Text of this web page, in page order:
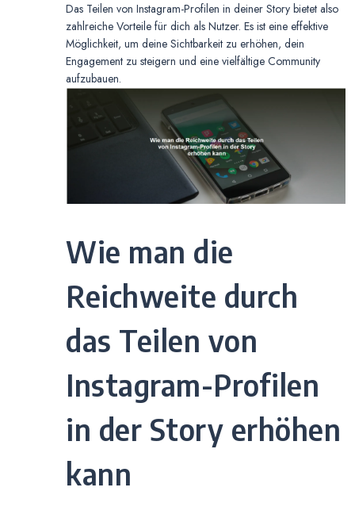
Das Teilen von Instagram-Profilen in deiner Story bietet also
zahlreiche Vorteile für dich als Nutzer. Es ist eine effektive
Möglichkeit, um deine Sichtbarkeit zu erhöhen, dein
Engagement zu steigern und eine vielfältige Community
aufzubauen.
Wie man die
Reichweite durch
das Teilen von
Instagram-Profilen
in der Story erhöhen
kann